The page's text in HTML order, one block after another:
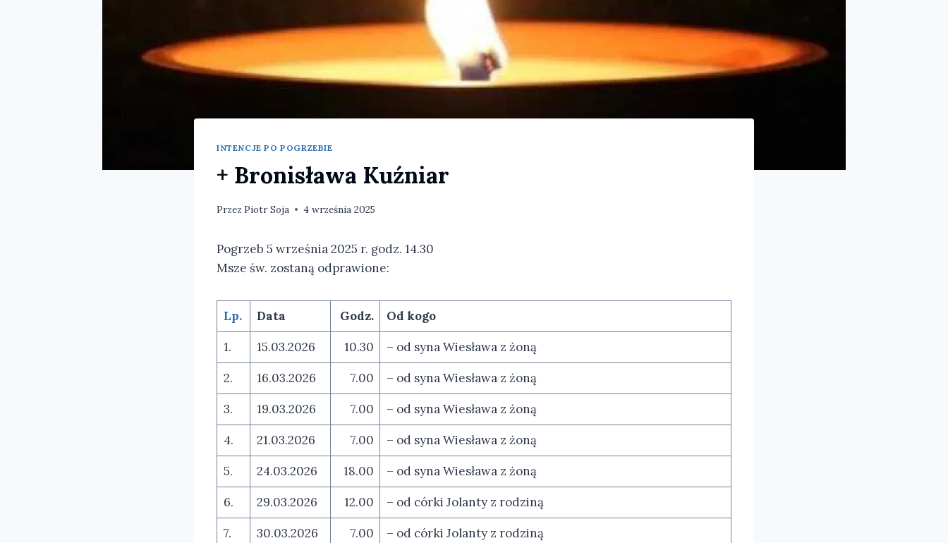
INTENCJE PO POGRZEBIE
+ Bronisława Kuźniar
Przez Piotr Soja 4 września 2025
Pogrzeb 5 września 2025 r. godz. 14.30
Msze św. zostaną odprawione:
Lp. Data Godz.
Od kogo
1.
15.03.2026 10.30
– od syna Wiesława z żoną
2.
16.03.2026 7.00
– od syna Wiesława z żoną
3.
19.03.2026 7.00
– od syna Wiesława z żoną
4.
21.03.2026 7.00
– od syna Wiesława z żoną
5.
24.03.2026 18.00
– od syna Wiesława z żoną
6.
29.03.2026 12.00
– od córki Jolanty z rodziną
7.
30.03.2026 7.00
– od córki Jolanty z rodziną